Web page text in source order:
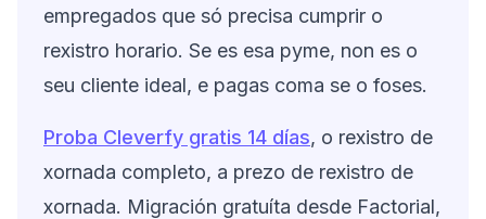
empregados que só precisa cumprir o
rexistro horario. Se es esa pyme, non es o
seu cliente ideal, e pagas coma se o foses.
Proba Cleverfy gratis 14 días, o rexistro de
xornada completo, a prezo de rexistro de
xornada. Migración gratuíta desde Factorial,